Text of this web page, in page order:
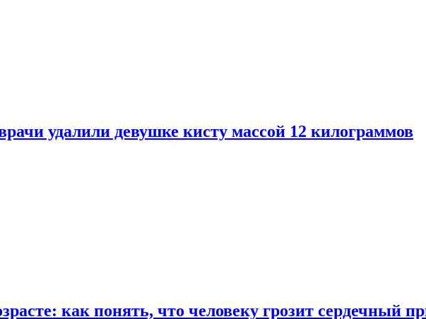
удалили девушке кисту массой 12 килограммов
как понять, что человеку грозит сердечный